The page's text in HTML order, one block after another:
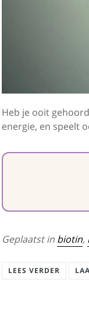
Heb je ooit
energie, en speelt
Geplaatst in biotin,
LEES VERDER